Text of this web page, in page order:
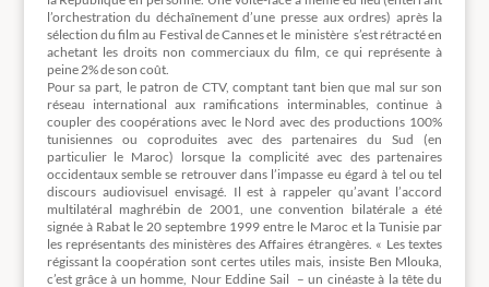
l’orchestration du déchaînement d’une presse aux ordres) après la
sélection du film au Festival de Cannes et le ministère s’est rétracté en
achetant les droits non commerciaux du film, ce qui représente à
peine 2% de son coût.
Pour sa part, le patron de CTV, comptant tant bien que mal sur son
réseau international aux ramifications interminables, continue à
coupler des coopérations avec le Nord avec des productions 100%
tunisiennes ou coproduites avec des partenaires du Sud (en
particulier le Maroc) lorsque la complicité avec des partenaires
occidentaux semble se retrouver dans l’impasse eu égard à tel ou tel
discours audiovisuel envisagé. Il est à rappeler qu’avant l’accord
multilatéral maghrébin de 2001, une convention bilatérale a été
signée à Rabat le 20 septembre 1999 entre le Maroc et la Tunisie par
les représentants des ministères des Affaires étrangères. « Les textes
régissant la coopération sont certes utiles mais, insiste Ben Mlouka,
c’est grâce à un homme, Nour Eddine Sail – un cinéaste à la tête du